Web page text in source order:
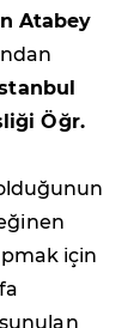
Atabey
Öğr.
için